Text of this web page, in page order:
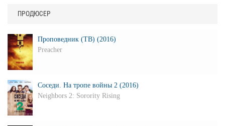
ПРОДЮСЕР
Проповедник (ТВ) (2016)
Preacher
Соседи. На тропе войны 2 (2016)
Neighbors 2: Sorority Rising